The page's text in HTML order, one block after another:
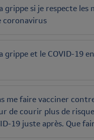
grippe si je respecte les
coronavirus
grippe et le COVID-19
me faire vacciner
de courir plus de
19 juste après. Que